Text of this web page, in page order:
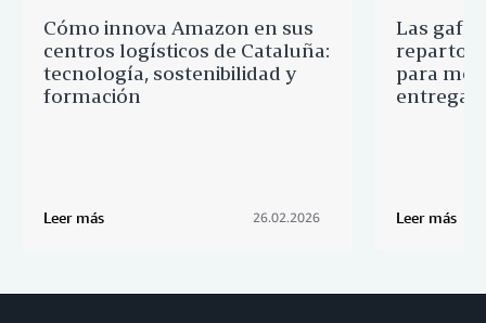
Cómo innova Amazon en sus
centros logísticos de Cataluña:
tecnología, sostenibilidad y
formación
Leer más 26.02.2026
Las
reparto
para
entrega
Leer más